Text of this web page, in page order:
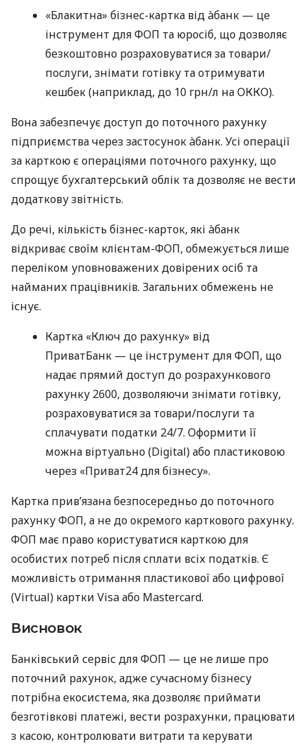
«Блакитна» бізнес-картка від àбанк — це
інструмент для ФОП та юросіб, що дозволяє
безкоштовно розраховуватися за товари/
послуги, знімати готівку та отримувати
кешбек (наприклад, до 10 грн/л на ОККО).
Вона забезпечує доступ до поточного рахунку
підприємства через застосунок àбанк. Усі операції
за карткою є операціями поточного рахунку, що
спрощує бухгалтерський облік та дозволяє не вести
додаткову звітність.
До речі, кількість бізнес-карток, які àбанк
відкриває своїм клієнтам-ФОП, обмежується лише
переліком уповноважених довірених осіб та
найманих працівників. Загальних обмежень не
існує.
Картка «Ключ до рахунку» від
ПриватБанк — це інструмент для ФОП, що
надає прямий доступ до розрахункового
рахунку 2600, дозволяючи знімати готівку,
розраховуватися за товари/послуги та
сплачувати податки 24/7. Оформити її
можна віртуально (Digital) або пластиковою
через «Приват24 для бізнесу».
Картка прив’язана безпосередньо до поточного
рахунку ФОП, а не до окремого карткового рахунку.
ФОП має право користуватися карткою для
особистих потреб після сплати всіх податків. Є
можливість отримання пластикової або цифрової
(Virtual) картки Visa або Mastercard.
Висновок
Банківський сервіс для ФОП — це не лише про
поточний рахунок, адже сучасному бізнесу
потрібна екосистема, яка дозволяє приймати
безготівкові платежі, вести розрахунки, працювати
з касою, контролювати витрати та керувати